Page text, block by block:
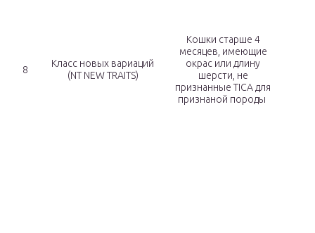
8
Класс новых вариаций
(NT NEW TRAITS)
Кошки старше 4
месяцев, имеющие
окрас или длину
шерсти, не
признанные TICA для
признаной породы